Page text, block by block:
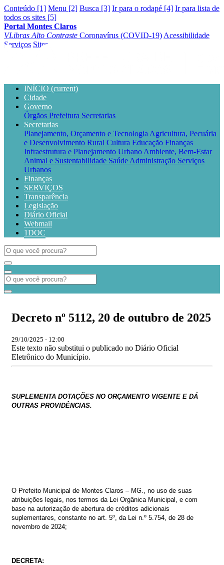
Conteúdo [1] Menu [2] Busca [3] Ir para o rodapé [4] Ir para lista de
todos os sites [5]
Portal Montes Claros
VLibras Alto Contraste Coronavírus (COVID-19) Acessibilidade
Serviços Sites
INÍCIO (current)
Cidade
Governo
Órgãos Prefeitura Secretarias
Secretarias
Planejamento, Orçamento e Tecnologia Agricultura, Pecuária
e Desenvolvimento Rural Cultura Educação Finanças
Infraestrutura e Planejamento Urbano Ambiente, Bem-Estar
Animal e Sustentabilidade Saúde Administração Serviços
Urbanos
Finanças
SERVIÇOS
Transparência
Legislação
Diário Oficial
Webmail
1DOC
Decreto nº 5112, 20 de outubro de 2025
29/10/2025 - 12:00
Este texto não substitui o publicado no Diário Oficial
Eletrônico do Município.
SUPLEMENTA DOTAÇÕES NO ORÇAMENTO VIGENTE E DÁ
OUTRAS PROVIDÊNCIAS.
O Prefeito Municipal de Montes Claros – MG., no uso de suas
atribuições legais, nos termos da Lei Orgânica Municipal,
e com
base na autorização de abertura de créditos adicionais
suplementares, constante no art. 5º, da Lei n.º 5 .754 de 28 de
novembro de 2024;
DECRETA: